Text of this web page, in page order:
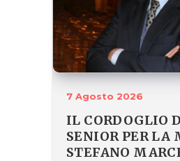
7 Agosto 2026
IL CORDOGLIO
SENIOR PER LA
STEFANO